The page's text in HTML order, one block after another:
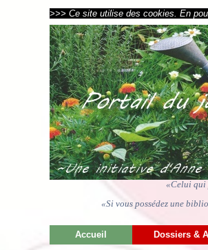
>>> Ce site utilise des cookies. En
«Celui qui
«Si vous possédez une
Accueil Dossiers &